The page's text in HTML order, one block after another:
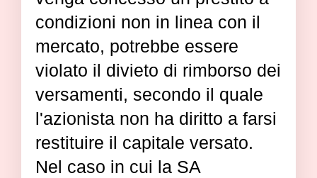
condizioni non in linea con il
mercato, potrebbe essere
violato il divieto di rimborso dei
versamenti, secondo il quale
l'azionista non ha diritto a farsi
restituire il capitale versato.
Nel caso in cui la SA